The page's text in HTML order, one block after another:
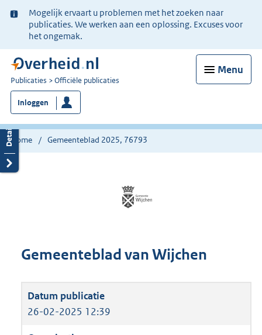
Ter
informatie:
Mogelijk ervaart u problemen met het zoeken naar
publicaties. We werken aan een oplossing. Excuses voor
het ongemak.
Menu
U
bent
nu
hier:
Publicaties Officiële publicaties
Inloggen
Home Gemeenteblad 2025, 76793
Gemeenteblad van Wijchen
26-02-2025 12:39